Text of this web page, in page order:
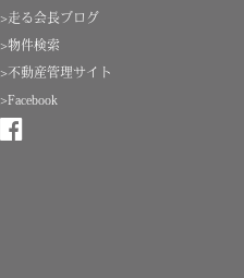
>走る会長ブログ
>物件検索
>不動産管理サイト
>Facebook